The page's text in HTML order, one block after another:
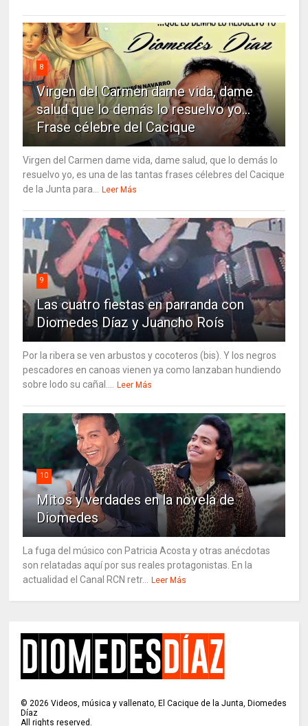
8
Virgen del Carmen dame vida, dame
salud que lo demás lo resuelvo yo…
Frase célebre del Cacique
Virgen del Carmen dame vida, dame salud, que lo demás lo
resuelvo yo, es una de las tantas frases célebres del Cacique
de la Junta para...
Leer Más
9
Las cuatro fiestas en parranda con
Diomedes Díaz y Juancho Roís
Por la ribera se ven arbustos y cocoteros (bis). Y los negros
pescadores en canoas vienen ya como lanzaban hundiendo
sobre lodo su cañal....
Leer Más
10
Mitos y verdades en la novela de
Diomedes
La fuga del músico con Patricia Acosta y otras anécdotas
son relatadas aquí por sus reales protagonistas. En la
actualidad el Canal RCN retr...
Leer Más
© 2026 Videos, música y vallenato, El Cacique de la Junta, Diomedes
Díaz
All rights reserved.